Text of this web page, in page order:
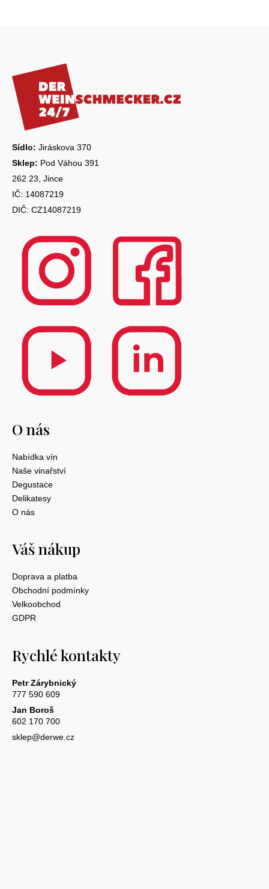
Sídlo: Jiráskova 370
Sklep: Pod Váhou 391
262 23, Jince
IČ: 14087219
DIČ: CZ14087219
O nás
Nabídka vín
Naše vinařství
Degustace
Delikatesy
O nás
Váš nákup
Doprava a platba
Obchodní podmínky
Velkoobchod
GDPR
Rychlé kontakty
Petr Zárybnický
777 590 609
Jan Boroš
602 170 700
sklep@derwe.cz